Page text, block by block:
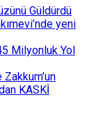
Güldürdü
yeni
Milyonluk Yol
KASKİ